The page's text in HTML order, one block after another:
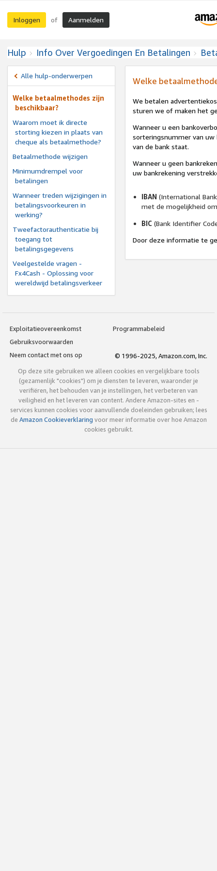
Inloggen of Aanmelden
Hulp Info Over Vergoedingen En Betalingen
Alle hulp-onderwerpen
Welke betaalmethodes zijn
beschikbaar?
Waarom moet ik directe
storting kiezen in plaats van
cheque als betaalmethode?
Betaalmethode wijzigen
Minimumdrempel voor
betalingen
Wanneer treden wijzigingen in
betalingsvoorkeuren in
werking?
Tweefactorauthenticatie bij
toegang tot
betalingsgegevens
Veelgestelde vragen -
Fx4Cash - Oplossing voor
wereldwijd betalingsverkeer
Welke
We betalen
sturen we of maken het
Wanneer u een
sorteringsnummer van uw
van de bank staat.
Wanneer u geen
uw bankrekening
IBAN (International
met de mogelijkheid
BIC (Bank Identifier
Door deze informatie te
Exploitatieovereenkomst
Programmabeleid
Gebruiksvoorwaarden
Neem contact met ons op
© 1996-2025, Amazon.com, Inc.
Op deze site gebruiken we alleen cookies en vergelijkbare tools
(gezamenlijk "cookies") om je diensten te leveren, waaronder je
verifiëren, het behouden van je instellingen, het verbeteren van
veiligheid en het leveren van content. Andere Amazon-sites en -
services kunnen cookies voor aanvullende doeleinden gebruiken; lees
de Amazon Cookieverklaring voor meer informatie over hoe Amazon
cookies gebruikt.